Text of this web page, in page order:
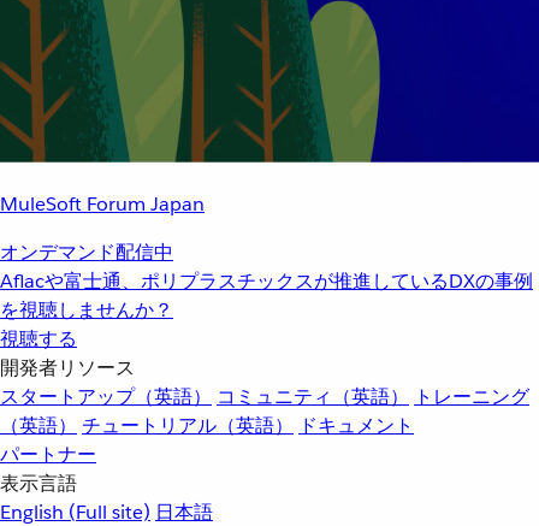
MuleSoft Forum Japan
オンデマンド配信中
Aflacや富士通、ポリプラスチックスが推進しているDXの事例
を視聴しませんか？
視聴する
開発者リソース
スタートアップ（英語）
コミュニティ（英語）
トレーニング
（英語）
チュートリアル（英語）
ドキュメント
パートナー
表示言語
English (Full site) 日本語